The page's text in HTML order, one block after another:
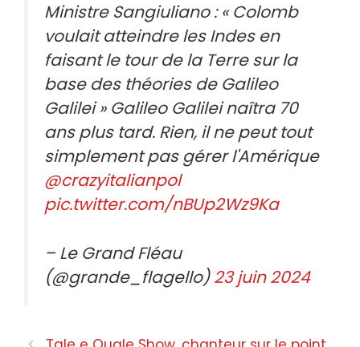
Ministre Sangiuliano : « Colomb
voulait atteindre les Indes en
faisant le tour de la Terre sur la
base des théories de Galileo
Galilei » Galileo Galilei naîtra 70
ans plus tard. Rien, il ne peut tout
simplement pas gérer l'Amérique
@crazyitalianpol
pic.twitter.com/nBUp2Wz9Ka
– Le Grand Fléau
(@grande_flagello)23 juin 2024
Navigation